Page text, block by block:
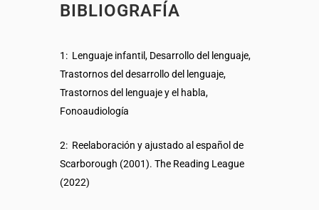
BIBLIOGRAFÍA
1: Lenguaje infantil, Desarrollo del lenguaje,
Trastornos del desarrollo del lenguaje,
Trastornos del lenguaje y el habla,
Fonoaudiología
2: Reelaboración y ajustado al español de
Scarborough (2001). The Reading League
(2022)